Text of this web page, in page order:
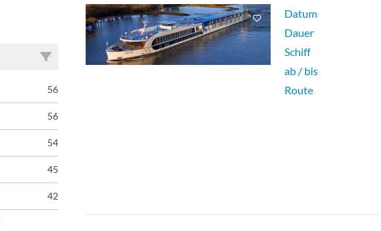
56
56
54
45
42
Datum
Dauer
Schiff
ab / bis
Route